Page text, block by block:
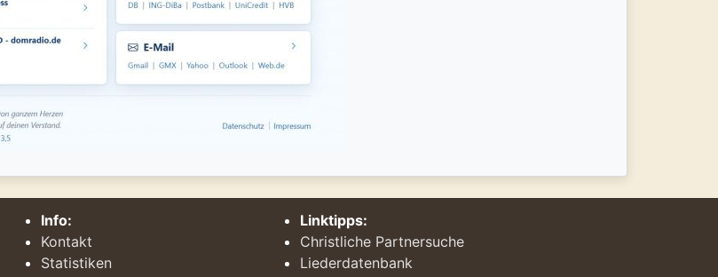
Info:
Kontakt
Statistiken
Linktipps:
Christliche Partnersuche
Liederdatenbank